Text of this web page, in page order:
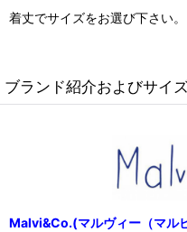
着丈でサイズをお選び下さい。
ブランド紹介およびサイ
Malvi&Co.(マルヴィー（マル